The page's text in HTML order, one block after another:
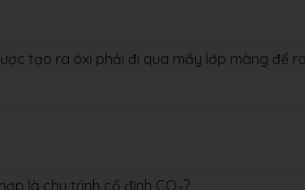
tạo ra ôxi phải đi qua mấy lớp màng để
là chu trình cố định CO ?